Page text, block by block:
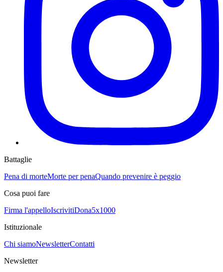
Battaglie
Pena di morteMorte per penaQuando prevenire è peggio
Cosa puoi fare
Firma l'appelloIscrivitiDona5x1000
Istituzionale
Chi siamoNewsletterContatti
Newsletter